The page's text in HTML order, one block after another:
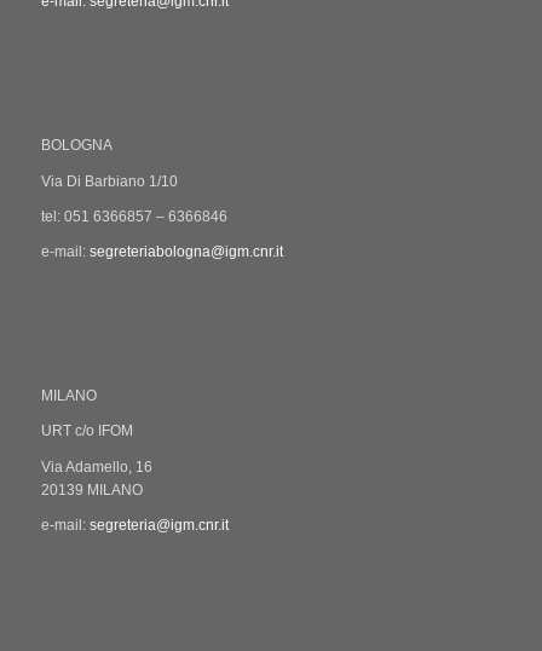
BOLOGNA
Via Di Barbiano 1/10
tel: 051 6366857 – 6366846
e-mail: segreteriabologna@igm.cnr.it
MILANO
URT c/o IFOM
Via Adamello, 16
20139 MILANO
e-mail: segreteria@igm.cnr.it